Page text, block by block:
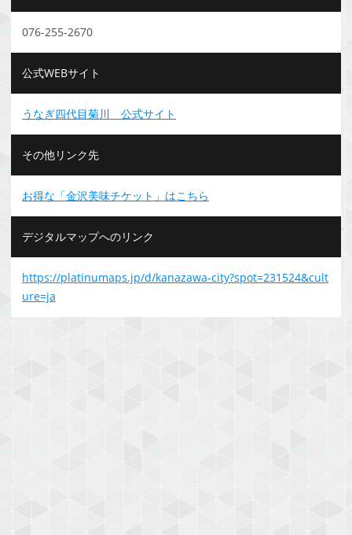
076-255-2670
公式WEBサイト
うなぎ四代目菊川 公式サイト
その他リンク先
お得な「金沢美味チケット」はこちら
デジタルマップへのリンク
https://platinumaps.jp/d/kanazawa-city?spot=231524&cult
ure=ja